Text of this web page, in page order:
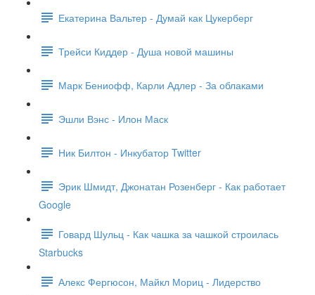
Екатерина Вальтер - Думай как Цукерберг
Трейси Киддер - Душа новой машины
Марк Бениофф, Карли Адлер - За облаками
Эшли Вэнс - Илон Маск
Ник Билтон - Инкубатор Twitter
Эрик Шмидт, Джонатан Розенберг - Как работает
Google
Говард Шульц - Как чашка за чашкой строилась
Starbucks
Алекс Фергюсон, Майкл Мориц - Лидерство